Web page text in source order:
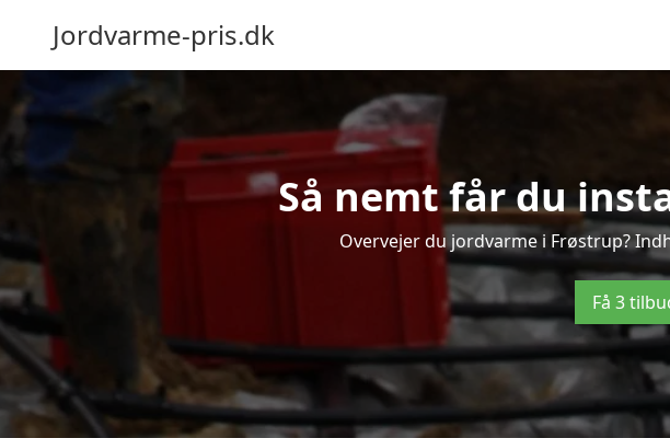
Jordvarme-pris.dk
Så nemt får du
Overvejer du jordvarme i Frøstrup?
Få 3